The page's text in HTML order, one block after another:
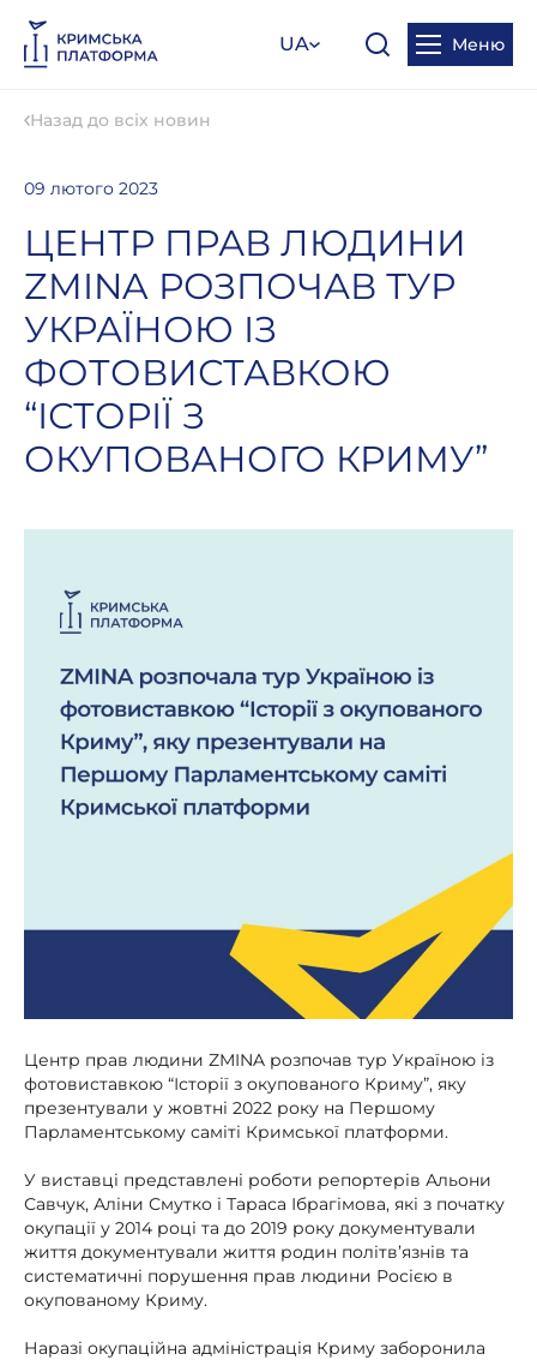
UA Меню
Назад до всіх новин
09 лютого 2023
ЦЕНТР ПРАВ ЛЮДИНИ
ZMINA РОЗПОЧАВ ТУР
УКРАЇНОЮ ІЗ
ФОТОВИСТАВКОЮ
“ІСТОРІЇ З
ОКУПОВАНОГО КРИМУ”
Центр прав людини ZMINA розпочав тур Україною із
фотовиставкою “Історії з окупованого Криму”, яку
презентували у жовтні 2022 року на Першому
Парламентському саміті Кримської платформи.
У виставці представлені роботи репортерів Альони
Савчук, Аліни Смутко і Тараса Ібрагімова, які з початку
окупації у 2014 році та до 2019 року документували
життя документували життя родин політв’язнів та
систематичні порушення прав людини Росією в
окупованому Криму.
Наразі окупаційна адміністрація Криму заборонила